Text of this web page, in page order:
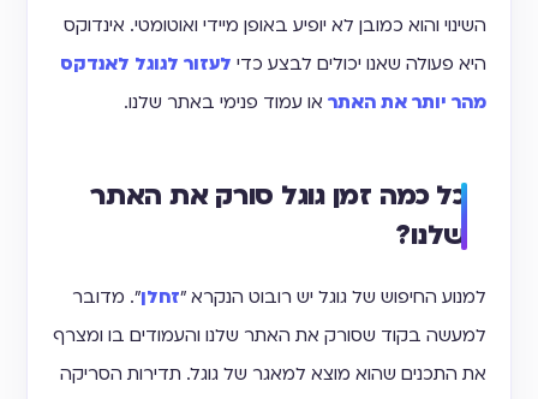
השינוי והוא כמובן לא יופיע באופן מיידי ואוטומטי. אינדוקס
היא פעולה שאנו יכולים לבצע כדי לעזור לגוגל לאנדקס
מהר יותר את האתר או עמוד פנימי באתר שלנו.
כל כמה זמן גוגל סורק את האתר
שלנו?
למנוע החיפוש של גוגל יש רובוט הנקרא "זחלן". מדובר
למעשה בקוד שסורק את האתר שלנו והעמודים בו ומצרף
את התכנים שהוא מוצא למאגר של גוגל. תדירות הסריקה